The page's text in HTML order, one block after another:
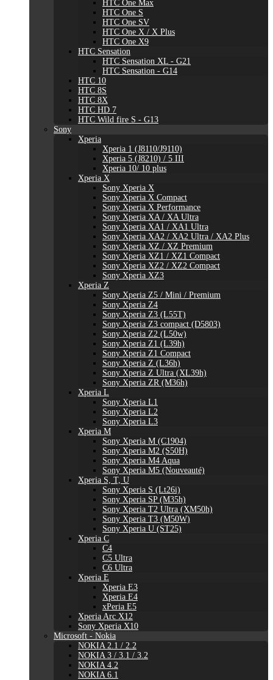
HTC One Max
HTC One S
HTC One SV
HTC One X / X Plus
HTC One X9
HTC Sensation
HTC Sensation XL - G21
HTC Sensation - G14
HTC 10
HTC 8S
HTC 8X
HTC HD 7
HTC Wild fire S - G13
Sony
Xperia
Xperia 1 (J8110/J9110)
Xperia 5 (J8210) / 5 III
Xperia 10/ 10 plus
Xperia X
Sony Xperia X
Sony Xperia X Compact
Sony Xperia X Performance
Sony Xperia XA / XA Ultra
Sony Xperia XA1 / XA1 Ultra
Sony Xperia XA2 / XA2 Ultra / XA2 Plus
Sony Xperia XZ / XZ Premium
Sony Xperia XZ1 / XZ1 Compact
Sony Xperia XZ2 / XZ2 Compact
Sony Xperia XZ3
Xperia Z
Sony Xperia Z5 / Mini / Premium
Sony Xperia Z4
Sony Xperia Z3 (L55T)
Sony Xperia Z3 compact (D5803)
Sony Xperia Z2 (L50w)
Sony Xperia Z1 (L39h)
Sony Xperia Z1 Compact
Sony Xperia Z (L36h)
Sony Xperia Z Ultra (XL39h)
Sony Xperia ZR (M36h)
Xperia L
Sony Xperia L1
Sony Xperia L2
Sony Xperia L3
Xperia M
Sony Xperia M (C1904)
Sony Xperia M2 (S50H)
Sony Xperia M4 Aqua
Sony Xperia M5 (Nouveauté)
Xperia S, T, U
Sony Xperia S (Lt26i)
Sony Xperia SP (M35h)
Sony Xperia T2 Ultra (XM50h)
Sony Xperia T3 (M50W)
Sony Xperia U (ST25)
Xperia C
C4
C5 Ultra
C6 Ultra
Xperia E
Xperia E3
Xperia E4
xPeria E5
Xperia Arc X12
Sony Xperia X10
Microsoft - Nokia
NOKIA 2.1 / 2.2
NOKIA 3 / 3.1 / 3.2
NOKIA 4.2
NOKIA 6.1